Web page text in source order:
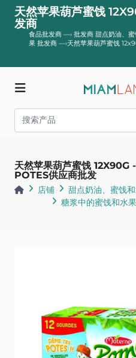
天然苹果葫芦蜜饯
发商
食品批发商 —› 批发商 甜点奶油、
果 批发商 —›天然苹果葫芦蜜饯
天然苹果葫芦蜜饯 12X90G
POTES供应商批发
店铺
甜点奶油、蜜饯
糖浆中的蜜饯和水果
店铺 登录